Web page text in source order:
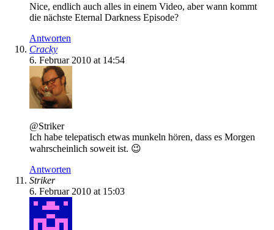
Nice, endlich auch alles in einem Video, aber wann kommt
die nächste Eternal Darkness Episode?
Antworten
Cracky
6. Februar 2010 at 14:54
@Striker
Ich habe telepatisch etwas munkeln hören, dass es Morgen
wahrscheinlich soweit ist. 😉
Antworten
Striker
6. Februar 2010 at 15:03